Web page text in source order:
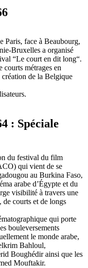
Paris, face à Beaubourg,
Bruxelles a organisé
“Le court en dit long“.
courts métrages en
de la Belgique
: Spéciale
du festival du film
qui vient de se
au Burkina Faso,
arabe d’Égypte et du
visibilité à travers une
de courts et de longs
qui porte
bouleversements
le monde arabe,
Bahloul,
Boughédir ainsi que les
Mouftakir.